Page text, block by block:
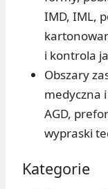
IMD, IML,
i kontrola
Obszary
medyczna
AGD,
wypraski
Kategorie